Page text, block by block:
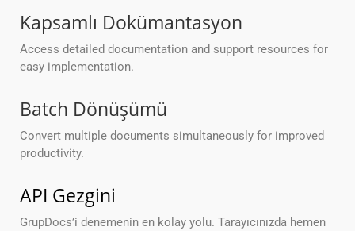
Kapsamlı Dokümantasyon
Access detailed documentation and support resources for
easy implementation.
Batch Dönüşümü
Convert multiple documents simultaneously for improved
productivity.
API Gezgini
GrupDocs’i denemenin en kolay yolu. Tarayıcınızda hemen